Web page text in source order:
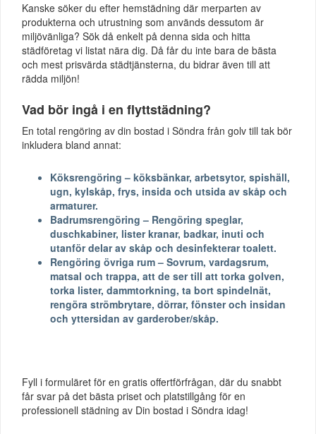
Kanske söker du efter hemstädning där merparten av
produkterna och utrustning som används dessutom är
miljövänliga? Sök då enkelt på denna sida och hitta
städföretag vi listat nära dig. Då får du inte bara de bästa
och mest prisvärda städtjänsterna, du bidrar även till att
rädda miljön!
Vad bör ingå i en flyttstädning?
En total rengöring av din bostad i Söndra från golv till tak bör
inkludera bland annat:
Köksrengöring – köksbänkar, arbetsytor, spishäll,
ugn, kylskåp, frys, insida och utsida av skåp och
armaturer.
Badrumsrengöring – Rengöring speglar,
duschkabiner, lister kranar, badkar, inuti och
utanför delar av skåp och desinfekterar toalett.
Rengöring övriga rum – Sovrum, vardagsrum,
matsal och trappa, att de ser till att torka golven,
torka lister, dammtorkning, ta bort spindelnät,
rengöra strömbrytare, dörrar, fönster och insidan
och yttersidan av garderober/skåp.
Fyll i formuläret för en gratis offertförfrågan, där du snabbt
får svar på det bästa priset och platstillgång för en
professionell städning av Din bostad i Söndra idag!